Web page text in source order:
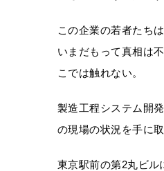
この企業の若者たち
いまだもって真相は
こでは触れない。
製造工程システム開
の現場の状況を手に
東京駅前の第2丸ビル